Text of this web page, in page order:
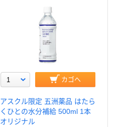
カゴへ
アスクル限定 五洲薬品 はたら
くひとの水分補給 500ml 1本
オリジナル